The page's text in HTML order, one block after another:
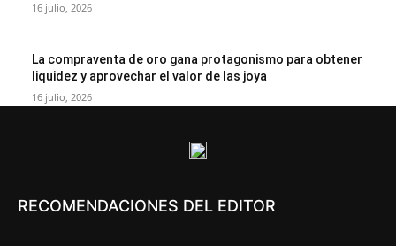
16 julio, 2026
La compraventa de oro gana protagonismo para obtener
liquidez y aprovechar el valor de las joya
16 julio, 2026
RECOMENDACIONES DEL EDITOR